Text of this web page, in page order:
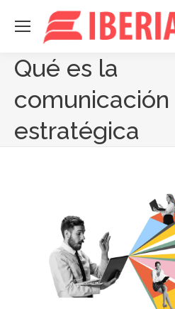
Qué es la
comunicación
estratégica